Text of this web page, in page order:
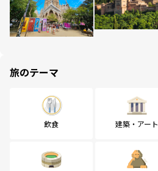
旅のテーマ
飲食 建築・アート